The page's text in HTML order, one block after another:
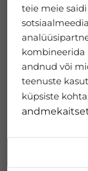
teie meie
kombineerida
andnud või
teenuste
küpsiste